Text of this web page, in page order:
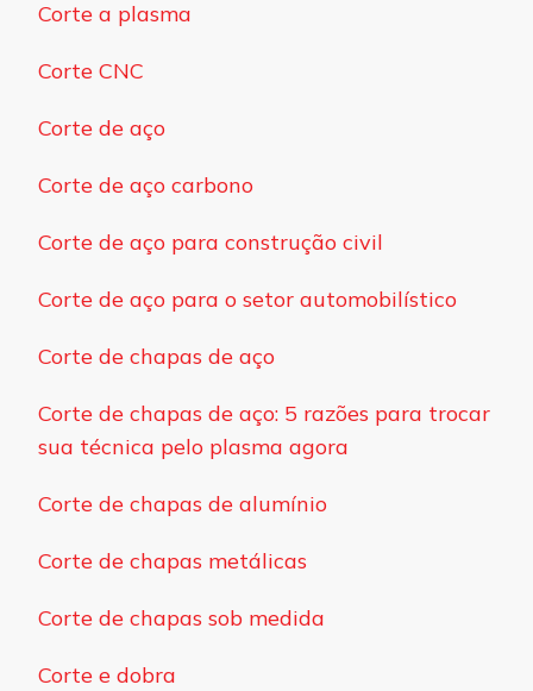
Corte a plasma
Corte CNC
Corte de aço
Corte de aço carbono
Corte de aço para construção civil
Corte de aço para o setor automobilístico
Corte de chapas de aço
Corte de chapas de aço: 5 razões para trocar
sua técnica pelo plasma agora
Corte de chapas de alumínio
Corte de chapas metálicas
Corte de chapas sob medida
Corte e dobra